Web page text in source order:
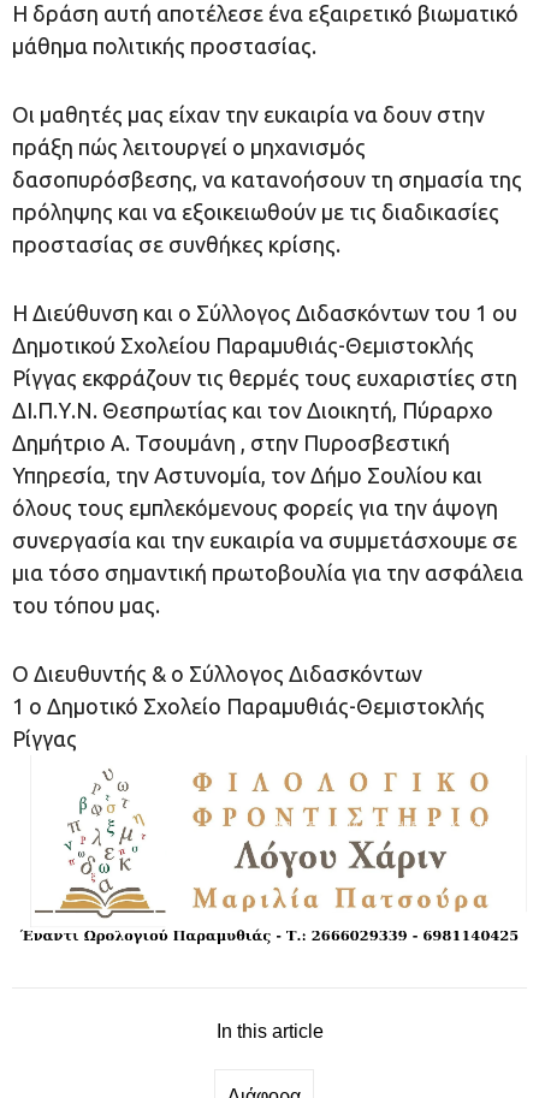
Η δράση αυτή αποτέλεσε ένα εξαιρετικό βιωματικό
μάθημα πολιτικής προστασίας.
Οι μαθητές μας είχαν την ευκαιρία να δουν στην
πράξη πώς λειτουργεί ο μηχανισμός
δασοπυρόσβεσης, να κατανοήσουν τη σημασία της
πρόληψης και να εξοικειωθούν με τις διαδικασίες
προστασίας σε συνθήκες κρίσης.
Η Διεύθυνση και ο Σύλλογος Διδασκόντων του 1 ου
Δημοτικού Σχολείου Παραμυθιάς-Θεμιστοκλής
Ρίγγας εκφράζουν τις θερμές τους ευχαριστίες στη
ΔΙ.Π.Υ.Ν. Θεσπρωτίας και τον Διοικητή, Πύραρχο
Δημήτριο Α. Τσουμάνη , στην Πυροσβεστική
Υπηρεσία, την Αστυνομία, τον Δήμο Σουλίου και
όλους τους εμπλεκόμενους φορείς για την άψογη
συνεργασία και την ευκαιρία να συμμετάσχουμε σε
μια τόσο σημαντική πρωτοβουλία για την ασφάλεια
του τόπου μας.
Ο Διευθυντής & ο Σύλλογος Διδασκόντων
1 ο Δημοτικό Σχολείο Παραμυθιάς-Θεμιστοκλής
Ρίγγας
In this article